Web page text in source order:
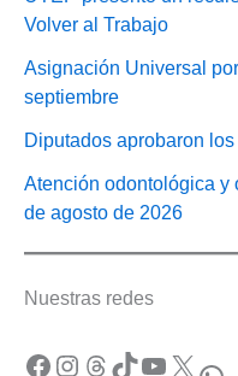
Volver al Trabajo
Asignación Universal
septiembre
Diputados aprobaron
Atención odontológica y
de agosto de 2026
Nuestras redes
Facebook Instagram Threads TikTok YouTube X